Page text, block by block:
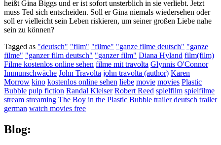
heißt Gina Biggs und er ist sofort unsterblich in sie verliebt. Jetzt
muss Ted sich entscheiden. Soll er Gina niemals wiedersehen oder
soll er vielleicht sein Leben riskieren, um seiner großen Liebe nahe
sein zu können?
Tagged as "deutsch" "film" "filme" "ganze filme deutsch" "ganze
filme" "ganzer film deutsch" "ganzer film" Diana Hyland film(film)
Filme kostenlos online sehen filme mit travolta Glynnis O'Connor
Immunschwäche John Travolta john travolta (author) Karen
Morrow kino kostenlos online sehen liebe movie movies Plastic
Bubble pulp fiction Randal Kleiser Robert Reed spielfilm spielfilme
stream streaming The Boy in the Plastic Bubble trailer deutsch trailer
german watch movies free
Blog: